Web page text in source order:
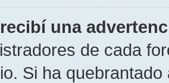
una
de cada
Si ha